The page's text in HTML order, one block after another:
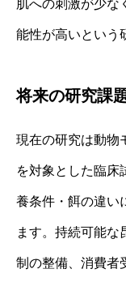
肌への刺激が少な
能性が高いという
将来の研究課
現在の研究は動物
を対象とした臨床
養条件・餌の違い
ます。持続可能な
制の整備、消費者